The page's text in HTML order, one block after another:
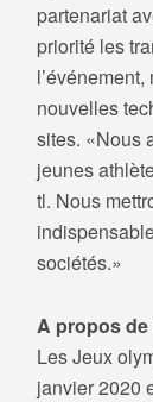
partenariat
priorité les
nouvelles
sites. «Nous
jeunes
tl. Nous
sociétés.»
A propos de
Les Jeux
janvier 2020